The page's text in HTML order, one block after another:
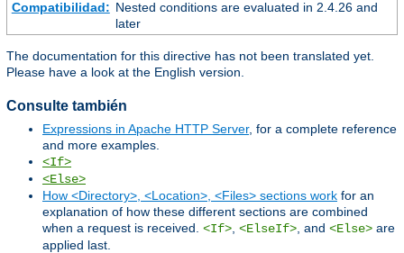
Compatibilidad: Nested conditions are evaluated in 2.4.26 and
later
The documentation for this directive has not been translated yet.
Please have a look at the English version.
Consulte también
Expressions in Apache HTTP Server, for a complete reference
and more examples.
<If>
<Else>
How <Directory>, <Location>, <Files> sections work for an
explanation of how these different sections are combined
when a request is received. <If> <ElseIf> , and <Else> are
applied last.